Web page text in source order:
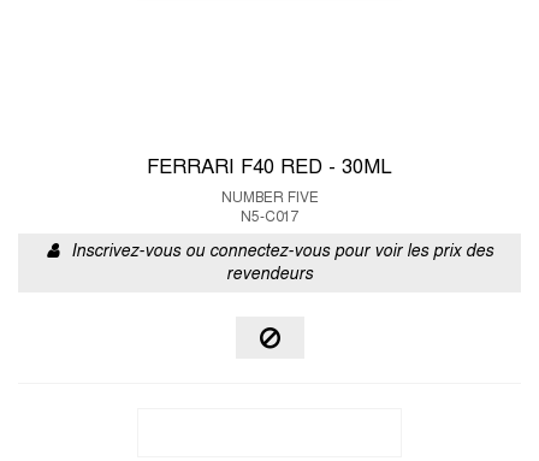
FERRARI F40 RED - 30ML
NUMBER FIVE
N5-C017
Inscrivez-vous ou connectez-vous pour voir les prix des
revendeurs